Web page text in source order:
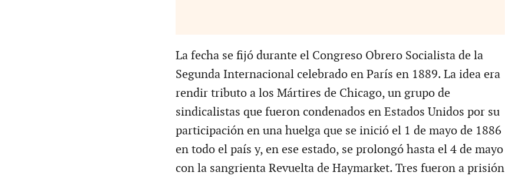
La fecha se fijó durante el Congreso Obrero Socialista de la
Segunda Internacional celebrado en París en 1889. La idea era
rendir tributo a los Mártires de Chicago, un grupo de
sindicalistas que fueron condenados en Estados Unidos por su
participación en una huelga que se inició el 1 de mayo de 1886
en todo el país y, en ese estado, se prolongó hasta el 4 de mayo
con la sangrienta Revuelta de Haymarket. Tres fueron a prisión